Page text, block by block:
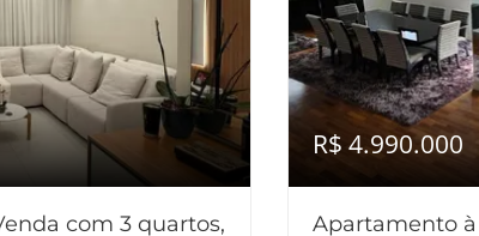
com 3 quartos,
R$ 4.990.000
Apartamento